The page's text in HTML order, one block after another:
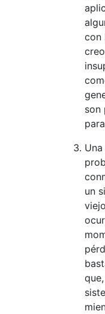
con
son
un